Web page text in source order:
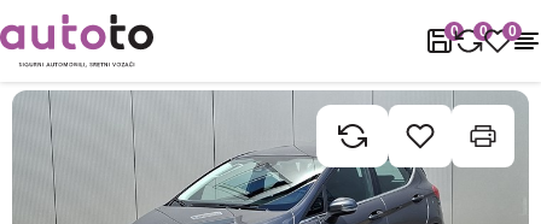
0 0 0
Naslovnica Rabljena vozila Ford Fiesta 1.0